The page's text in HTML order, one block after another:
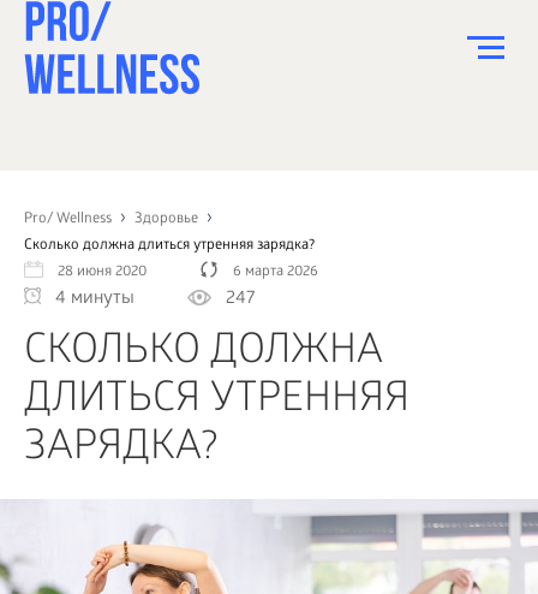
Pro/ Wellness
Здоровье
Сколько должна длиться утренняя зарядка?
28 июня 2020
6 марта 2026
4 минуты 247
СКОЛЬКО ДОЛЖНА
ДЛИТЬСЯ УТРЕННЯЯ
ЗАРЯДКА?
СПОРТ
ЗДОРОВЬЕ
КРАСОТА
ПСИХОЛОГИЯ
ДЕТИ
ДОМ
БИЗНЕС